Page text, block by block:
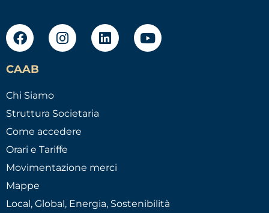
CAAB
Chi Siamo
Struttura Societaria
Come accedere
Orari e Tariffe
Movimentazione merci
Mappe
Local, Global, Energia, Sostenibilità